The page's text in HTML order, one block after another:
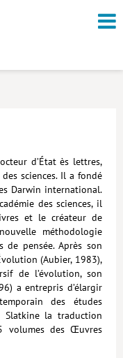
d’État ès lettres,
sciences. Il a fondé
Darwin international.
des sciences, il
et le créateur de
méthodologie
de pensée. Après son
(Aubier, 1983),
de l’évolution, son
a entrepris d’élargir
des études
la traduction
volumes des Œuvres